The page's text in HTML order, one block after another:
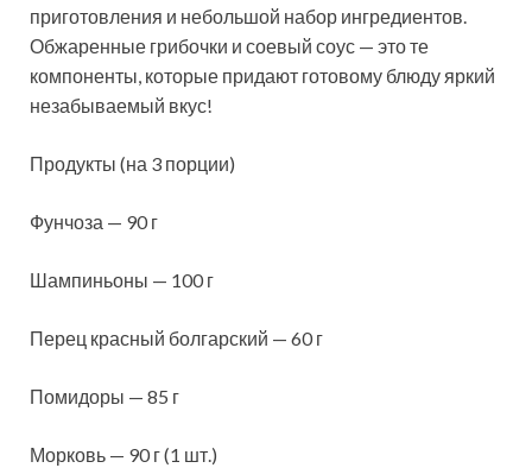
приготовления и небольшой набор ингредиентов.
Обжаренные грибочки и соевый соус — это те
компоненты, которые придают готовому блюду яркий
незабываемый вкус!
Продукты (на 3 порции)
Фунчоза — 90 г
Шампиньоны — 100 г
Перец красный болгарский — 60 г
Помидоры — 85 г
Морковь — 90 г (1 шт.)